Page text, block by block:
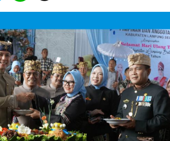
Modern Rekrutmen Staf